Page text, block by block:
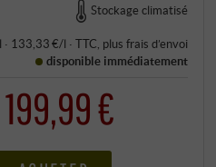
Stockage climatisé
· 133,33 €/l · TTC , plus frais d’envoi
disponible immédiatement
199,99 €